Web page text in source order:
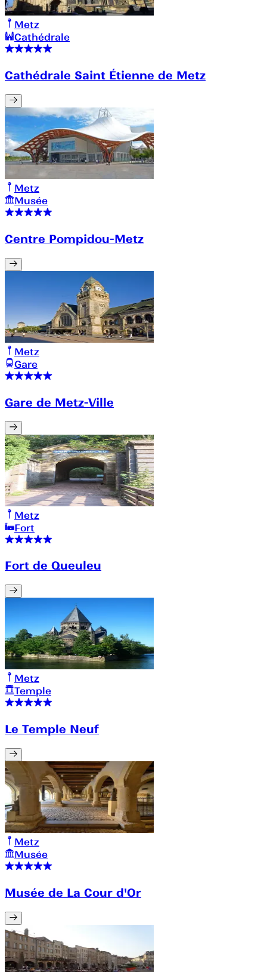
Metz
Cathédrale
Cathédrale Saint Étienne de Metz
Metz
Musée
Centre Pompidou-Metz
Metz
Gare
Gare de Metz-Ville
Metz
Fort
Fort de Queuleu
Metz
Temple
Le Temple Neuf
Metz
Musée
Musée de La Cour d'Or